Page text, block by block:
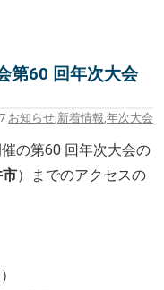
第60 回年次大会
お知らせ 新着情報 年次大会
の第60 回年次大会の
）
までのアクセスの